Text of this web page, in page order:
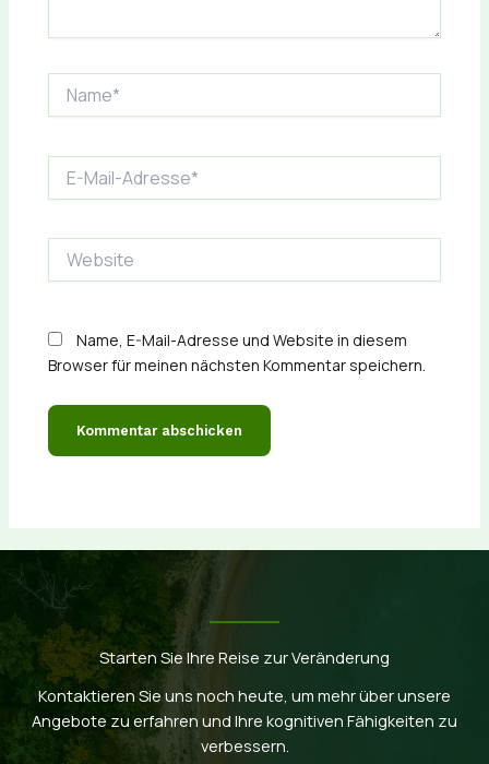
Mail-
Name, E-Mail-Adresse und Website in diesem
Browser für meinen nächsten Kommentar speichern.
Starten Sie Ihre Reise zur Veränderung
Kontaktieren Sie uns noch heute, um mehr über unsere
Angebote zu erfahren und Ihre kognitiven Fähigkeiten zu
verbessern.